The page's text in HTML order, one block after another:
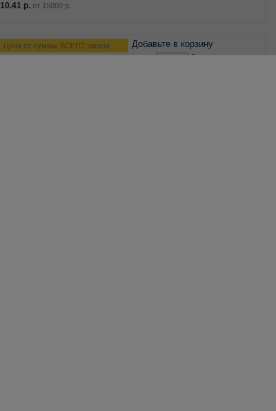
10.41 р. от 15000 р.
Цена от суммы ВСЕГО заказа Добавьте в корзину
– +